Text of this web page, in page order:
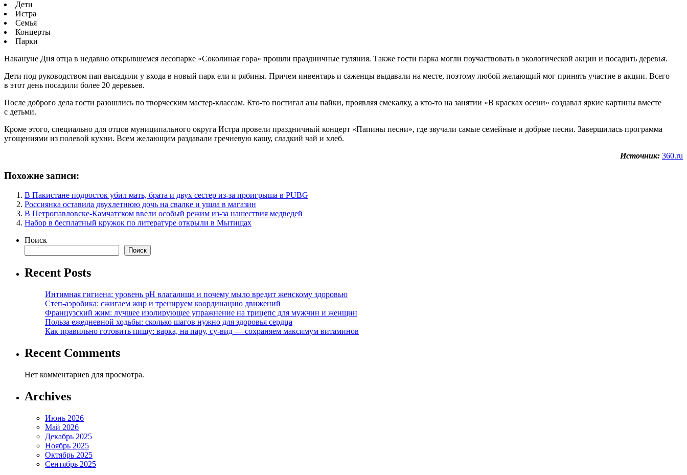
Дети
Истра
Семья
Концерты
Парки
Накануне Дня отца в недавно открывшемся лесопарке «Соколиная гора» прошли праздничные гуляния. Также гости парка могли поучаствовать в экологической акции и посадить деревья.
Дети под руководством пап высадили у входа в новый парк ели и рябины. Причем инвентарь и саженцы выдавали на месте, поэтому любой желающий мог принять участие в акции. Всего
в этот день посадили более 20 деревьев.
После доброго дела гости разошлись по творческим мастер-классам. Кто-то постигал азы пайки, проявляя смекалку, а кто-то на занятии «В красках осени» создавал яркие картины вместе
с детьми.
Кроме этого, специально для отцов муниципального округа Истра провели праздничный концерт «Папины песни», где звучали самые семейные и добрые песни. Завершилась программа
угощениями из полевой кухни. Всем желающим раздавали гречневую кашу, сладкий чай и хлеб.
Источник: 360.ru
Похожие записи:
В Пакистане подросток убил мать, брата и двух сестер из-за проигрыша в PUBG
Россиянка оставила двухлетнюю дочь на свалке и ушла в магазин
В Петропавловске-Камчатском ввели особый режим из-за нашествия медведей
Набор в бесплатный кружок по литературе открыли в Мытищах
Поиск
Поиск
Recent Posts
Интимная гигиена: уровень pH влагалища и почему мыло вредит женскому здоровью
Степ-аэробика: сжигаем жир и тренируем координацию движений
Французский жим: лучшее изолирующее упражнение на трицепс для мужчин и женщин
Польза ежедневной ходьбы: сколько шагов нужно для здоровья сердца
Как правильно готовить пищу: варка, на пару, су-вид — сохраняем максимум витаминов
Recent Comments
Нет комментариев для просмотра.
Archives
Июнь 2026
Май 2026
Декабрь 2025
Ноябрь 2025
Октябрь 2025
Сентябрь 2025